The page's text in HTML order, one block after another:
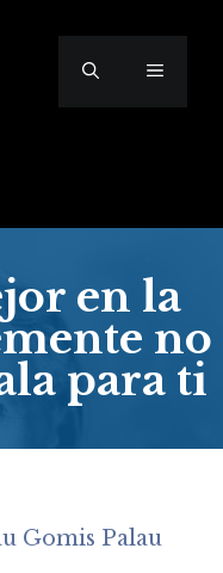
MENÚ
en la
no
para ti
Gomis Palau